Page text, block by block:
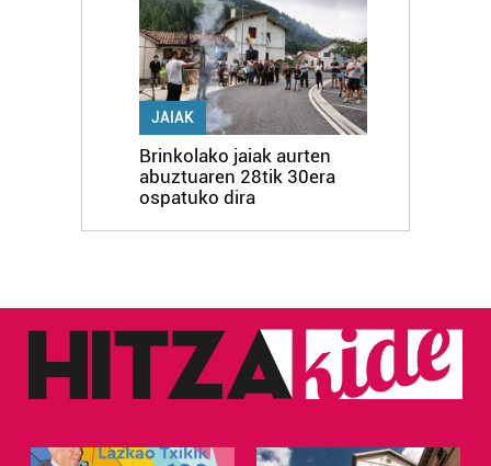
JAIAK
Brinkolako jaiak aurten
abuztuaren 28tik 30era
ospatuko dira